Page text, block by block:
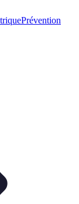
Prévention